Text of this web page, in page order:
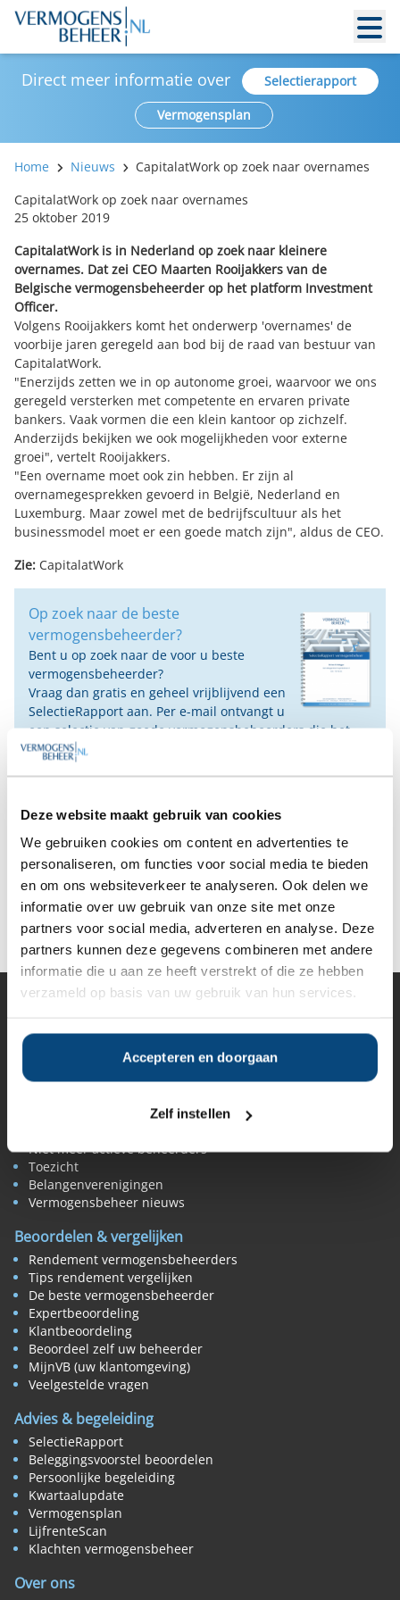
Deze website maakt gebruik van cookies
We gebruiken cookies om content en advertenties te
personaliseren, om functies voor social media te bieden
en om ons websiteverkeer te analyseren. Ook delen we
informatie over uw gebruik van onze site met onze
partners voor social media, adverteren en analyse. Deze
partners kunnen deze gegevens combineren met andere
informatie die u aan ze heeft verstrekt of die ze hebben
verzameld op basis van uw gebruik van hun services.
Accepteren en doorgaan
Zelf instellen
Direct meer informatie over
Selectierapport
Vermogensplan
Home Nieuws
CapitalatWork op zoek naar overnames
CapitalatWork op zoek naar overnames
25 oktober 2019
CapitalatWork is in Nederland op zoek naar kleinere
overnames. Dat zei CEO Maarten Rooijakkers van de
Belgische vermogensbeheerder op het platform Investment
Officer.
Volgens Rooijakkers komt het onderwerp 'overnames' de
voorbije jaren geregeld aan bod bij de raad van bestuur van
CapitalatWork.
"Enerzijds zetten we in op autonome groei, waarvoor we ons
geregeld versterken met competente en ervaren private
bankers. Vaak vormen die een klein kantoor op zichzelf.
Anderzijds bekijken we ook mogelijkheden voor externe
groei", vertelt Rooijakkers.
"Een overname moet ook zin hebben. Er zijn al
overnamegesprekken gevoerd in België, Nederland en
Luxemburg. Maar zowel met de bedrijfscultuur als het
businessmodel moet er een goede match zijn", aldus de CEO.
Zie: CapitalatWork
Op zoek naar de beste
vermogensbeheerder?
Bent u op zoek naar de voor u beste
vermogensbeheerder?
Vraag dan gratis en geheel vrijblijvend een
SelectieRapport aan. Per e-mail ontvangt u
een selectie van goede vermogensbeheerders die het
beste passen bij uw persoonlijke situatie, wensen en
voorkeuren.
Gratis Selectierapport
Deel op Facebook
Deel op X
Deel op LinkedIn
Alle vermogensbeheerders in Nederland
Vermogensbeheerders per regio
Online vermogensbeheerders
Niet meer actieve beheerders
Toezicht
Belangenverenigingen
Vermogensbeheer nieuws
Beoordelen & vergelijken
Rendement vermogensbeheerders
Tips rendement vergelijken
De beste vermogensbeheerder
Expertbeoordeling
Klantbeoordeling
Beoordeel zelf uw beheerder
MijnVB (uw klantomgeving)
Veelgestelde vragen
Advies & begeleiding
SelectieRapport
Beleggingsvoorstel beoordelen
Persoonlijke begeleiding
Kwartaalupdate
Vermogensplan
LijfrenteScan
Klachten vermogensbeheer
Over ons